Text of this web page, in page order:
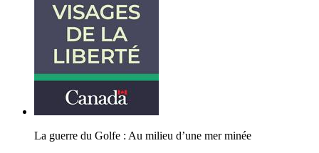
La guerre du Golfe : Au milieu d’une mer minée